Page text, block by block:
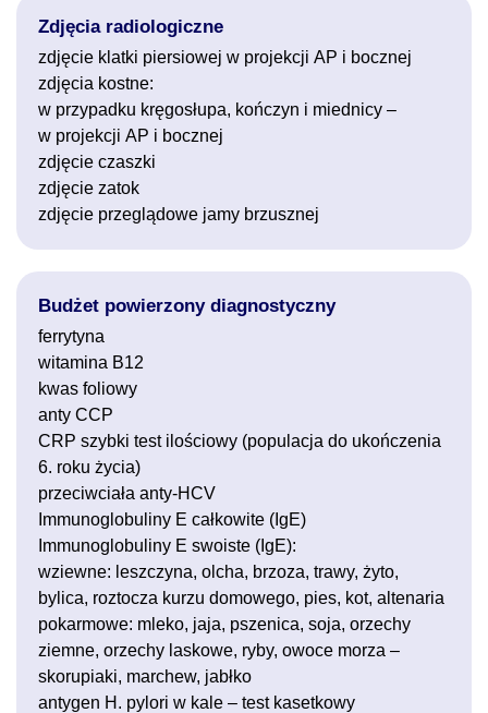
Zdjęcia radiologiczne
zdjęcie klatki piersiowej w projekcji AP i bocznej
zdjęcia kostne:
w przypadku kręgosłupa, kończyn i miednicy –
w projekcji AP i bocznej
zdjęcie czaszki
zdjęcie zatok
zdjęcie przeglądowe jamy brzusznej
Budżet powierzony diagnostyczny
ferrytyna
witamina B12
kwas foliowy
anty CCP
CRP szybki test ilościowy (populacja do ukończenia
6. roku życia)
przeciwciała anty-HCV
Immunoglobuliny E całkowite (IgE)
Immunoglobuliny E swoiste (IgE):
wziewne: leszczyna, olcha, brzoza, trawy, żyto,
bylica, roztocza kurzu domowego, pies, kot, altenaria
pokarmowe: mleko, jaja, pszenica, soja, orzechy
ziemne, orzechy laskowe, ryby, owoce morza –
skorupiaki, marchew, jabłko
antygen H. pylori w kale – test kasetkowy